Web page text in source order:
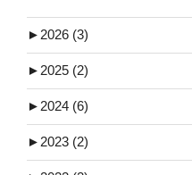
► 2026 (3)
► 2025 (2)
► 2024 (6)
► 2023 (2)